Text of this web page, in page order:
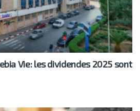
Vie: les dividendes 2025 sont